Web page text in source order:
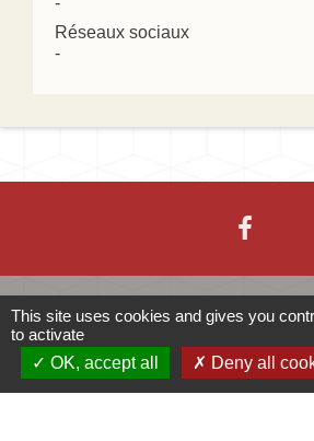
Réseaux sociaux
-
Contacts
Mairie d'Ingersheim
42 rue de la République
This site uses cookies and gives you
to activate
OK, accept all
Deny all